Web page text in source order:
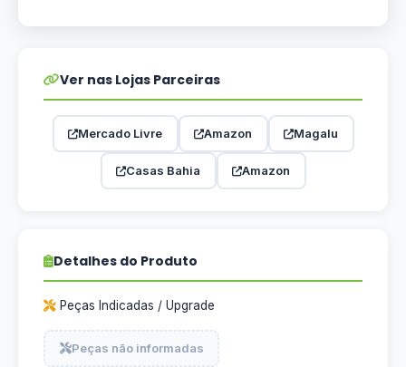
Ver nas Lojas Parceiras
Mercado Livre Amazon Magalu
Casas Bahia Amazon
Detalhes do Produto
Peças Indicadas / Upgrade
Peças não informadas